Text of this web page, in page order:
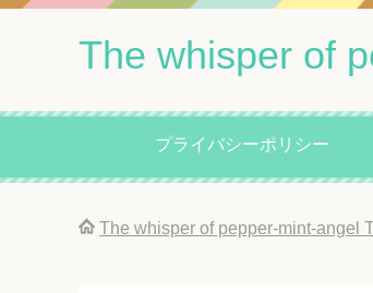
The whisper of
プライバシーポリシー
The whisper of pepper-mint-angel